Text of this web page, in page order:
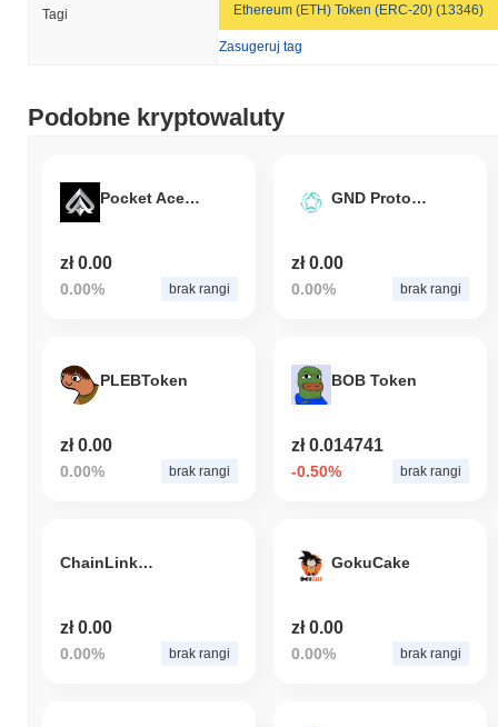
Tagi Ethereum (ETH) Token (ERC-20) (13346)
Zasugeruj tag
Podobne kryptowaluty
Pocket Aces Club
zł 0.00
0.00% brak rangi
GND Protocol
zł 0.00
0.00% brak rangi
PLEBToken
zł 0.00
0.00% brak rangi
BOB Token
zł 0.014741
-0.50% brak rangi
ChainLinkArbitrage
zł 0.00
0.00% brak rangi
GokuCake
zł 0.00
0.00% brak rangi